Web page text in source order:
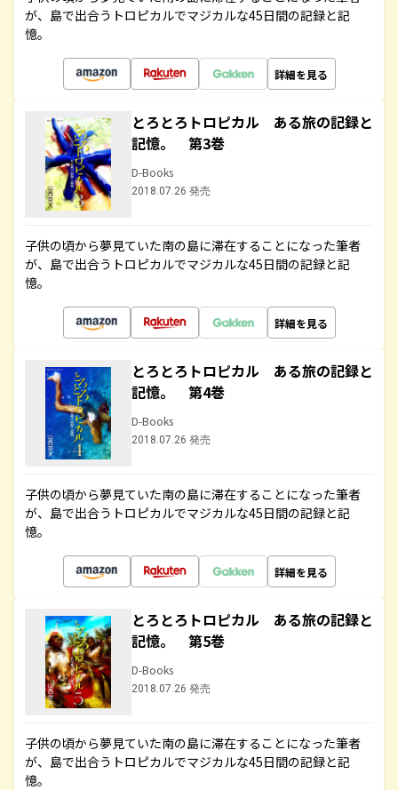
が、島で出合うトロピカルでマジカルな45日間の記録と記
憶。
詳細を見る
とろとろトロピカル ある旅の記録と
記憶。 第3巻
D-Books
2018.07.26 発売
子供の頃から夢見ていた南の島に滞在することになった筆者
が、島で出合うトロピカルでマジカルな45日間の記録と記
憶。
詳細を見る
とろとろトロピカル ある旅の記録と
記憶。 第4巻
D-Books
2018.07.26 発売
子供の頃から夢見ていた南の島に滞在することになった筆者
が、島で出合うトロピカルでマジカルな45日間の記録と記
憶。
詳細を見る
とろとろトロピカル ある旅の記録と
記憶。 第5巻
D-Books
2018.07.26 発売
子供の頃から夢見ていた南の島に滞在することになった筆者
が、島で出合うトロピカルでマジカルな45日間の記録と記
憶。